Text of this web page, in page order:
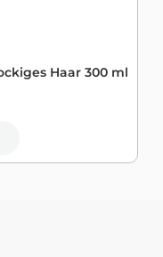
Haar 300 ml